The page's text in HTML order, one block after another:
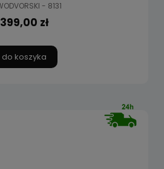
- 8131
399,00 zł
do koszyka